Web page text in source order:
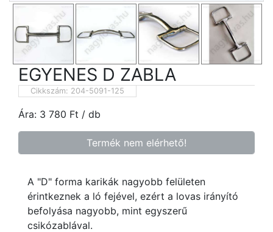
EGYENES D ZABLA
Cikkszám: 204-5091-125
Ára: 3 780 Ft / db
Termék nem elérhető!
A "D" forma karikák nagyobb felületen
érintkeznek a ló fejével, ezért a lovas irányító
befolyása nagyobb, mint egyszerű
csikózablával.